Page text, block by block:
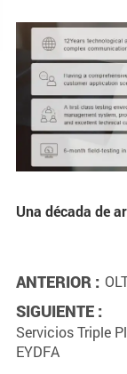
Una década de
ANTERIOR :
SIGUIENTE :
Servicios Triple
EYDFA